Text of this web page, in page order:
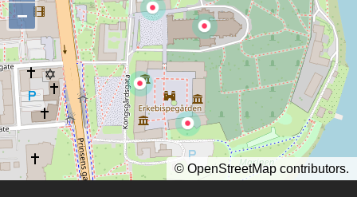
−
© OpenStreetMap contributors.